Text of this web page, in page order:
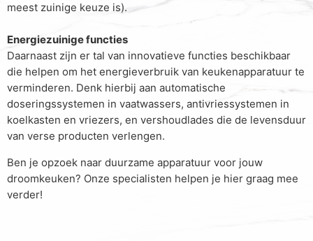
meest zuinige keuze is).
Energiezuinige functies
Daarnaast zijn er tal van innovatieve functies beschikbaar
die helpen om het energieverbruik van keukenapparatuur te
verminderen. Denk hierbij aan automatische
doseringssystemen in vaatwassers, antivriessystemen in
koelkasten en vriezers, en vershoudlades die de levensduur
van verse producten verlengen.
Ben je opzoek naar duurzame apparatuur voor jouw
droomkeuken? Onze specialisten helpen je hier graag mee
verder!